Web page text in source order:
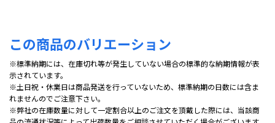
この商品のバリエーション
※標準納期には、在庫切れ等が発生していない場合の標準的な納期情報が表
示されています。
※土日祝・休業日は商品発送を行っていないため、標準納期の日数には含ま
れませんのでご注意下さい。
※弊社の在庫数量に対して一定割合以上のご注文を頂戴した際には、当該商